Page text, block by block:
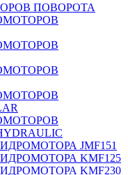
ПОВОРОТА
JMF151
KMF125
KMF230